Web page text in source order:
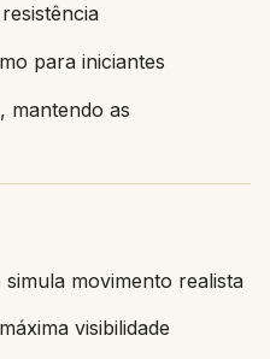
para iniciantes
mantendo as
movimento realista
visibilidade